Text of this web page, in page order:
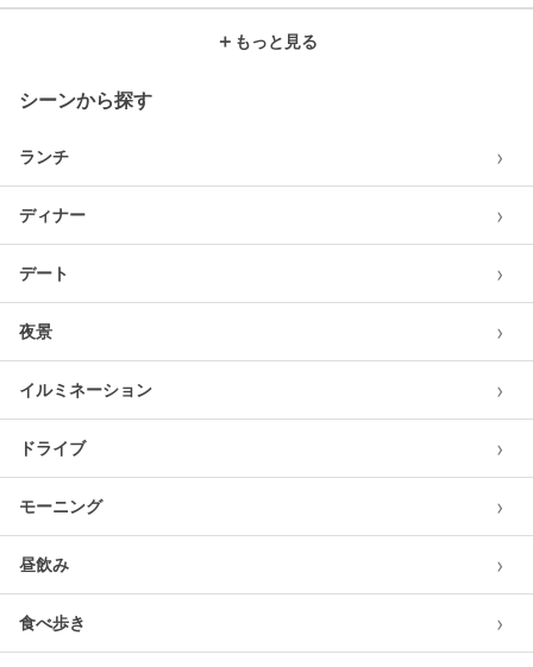
＋ もっと見る
シーンから探す
ランチ ›
ディナー ›
デート ›
夜景 ›
イルミネーション ›
ドライブ ›
モーニング ›
昼飲み ›
食べ歩き ›